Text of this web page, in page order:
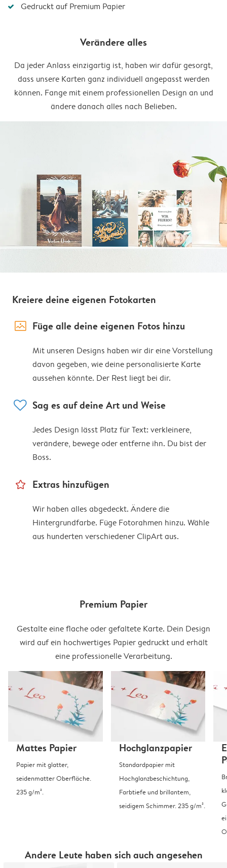
Gedruckt auf Premium Papier
Verändere alles
Da jeder Anlass einzigartig ist, haben wir dafür gesorgt,
dass unsere Karten ganz individuell angepasst werden
können. Fange mit einem professionellen Design an und
ändere danach alles nach Belieben.
Kreiere deine eigenen Fotokarten
image_placeholder Füge alle deine eigenen Fotos hinzu
Mit unseren Designs haben wir dir eine Vorstellung
davon gegeben, wie deine personalisierte Karte
aussehen könnte. Der Rest liegt bei dir.
heart Sag es auf deine Art und Weise
Jedes Design lässt Platz für Text: verkleinere,
verändere, bewege oder entferne ihn. Du bist der
Boss.
star_outline Extras hinzufügen
Wir haben alles abgedeckt. Ändere die
Hintergrundfarbe. Füge Fotorahmen hinzu. Wähle
aus hunderten verschiedener ClipArt aus.
Premium Papier
Gestalte eine flache oder gefaltete Karte. Dein Design
wird auf ein hochwertiges Papier gedruckt und erhält
eine professionelle Verarbeitung.
Mattes Papier
Papier mit glatter,
seidenmatter Oberfläche.
235 g/m².
Hochglanzpapier
Standardpapier mit
Hochglanzbeschichtung,
Farbtiefe und brillantem,
seidigem Schimmer. 235 g/m².
Andere Leute haben sich auch angesehen